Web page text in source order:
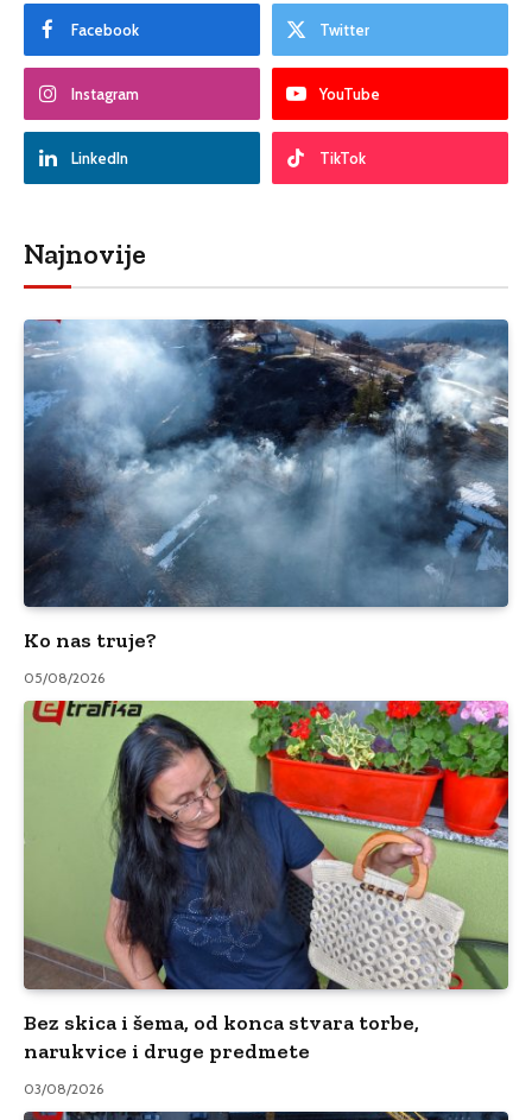
Facebook Twitter
Instagram YouTube
LinkedIn TikTok
Najnovije
Ko nas truje?
05/08/2026
Bez skica i šema, od konca stvara torbe,
narukvice i druge predmete
03/08/2026